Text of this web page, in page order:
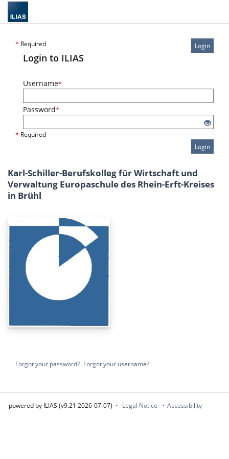
Login
* Required
Login to ILIAS
Username*
Password*
* Required
Login
Karl-Schiller-Berufskolleg für Wirtschaft und
Verwaltung Europaschule des Rhein-Erft-Kreises
in Brühl
Forgot your password? Forgot your username?
powered by ILIAS (v9.21 2026-07-07) Legal Notice Accessibility